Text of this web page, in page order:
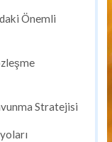
Önemli
Stratejisi